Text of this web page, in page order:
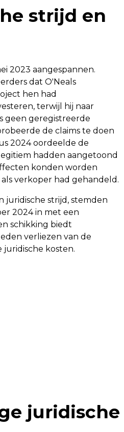
strijd en
2023 aangespannen.
dat O'Neals
hen had
terwijl hij naar
geen geregistreerde
de claims te doen
2024 oordeelde de
hadden aangetoond
konden worden
verkoper had gehandeld.
juridische strijd, stemden
2024 in met een
schikking biedt
verliezen van de
kosten.
juridische